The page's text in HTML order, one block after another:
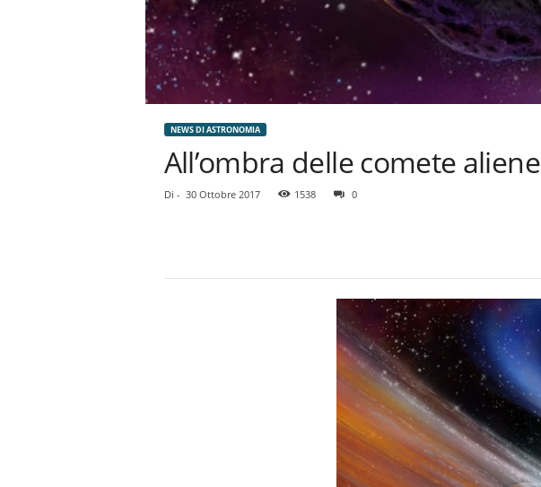
NEWS DI ASTRONOMIA
All’ombra delle comete aliene
Di - 30 Ottobre 2017 1538 0